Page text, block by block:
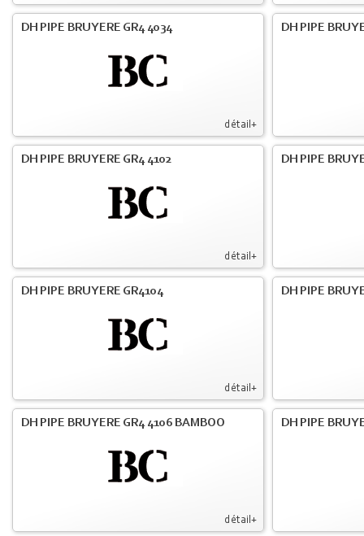
détail+
DH PIPE BRUYERE GR4 4034 DH PIPE
détail+
DH PIPE BRUYERE GR4 4102 DH PIPE
détail+
DH PIPE BRUYERE GR4104 DH PIPE
détail+
DH PIPE BRUYERE GR4 4106 BAMBOO DH PIPE